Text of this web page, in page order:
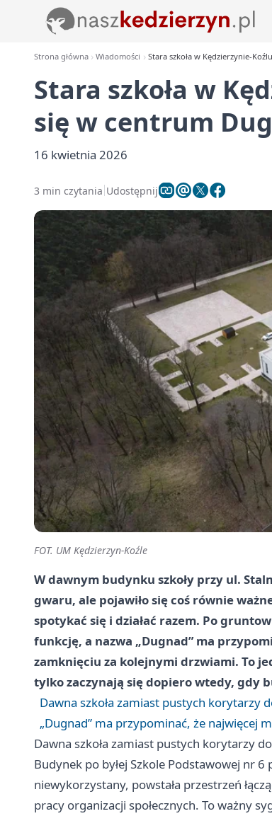
Strona główna Wiadomości Stara szkoła w Kędzierzynie-
Stara szkoła w
się w centrum
16 kwietnia 2026
3 min czytania Udostępnij
FOT. UM Kędzierzyn-Koźle
W dawnym budynku szkoły przy ul.
gwaru, ale pojawiło się coś równie
spotykać się i działać razem. Po
funkcję, a nazwa „Dugnad” ma
zamknięciu za kolejnymi drzwiami. To
tylko zaczynają się dopiero wtedy, gdy
Dawna szkoła zamiast pustych korytarzy
„Dugnad” ma przypominać, że najwięcej
Dawna szkoła zamiast pustych korytarzy
Budynek po byłej Szkole Podstawowej nr
niewykorzystany, powstała przestrzeń
pracy organizacji społecznych. To ważny